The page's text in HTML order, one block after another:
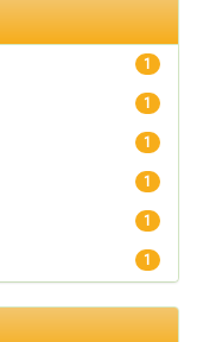
1
1
1
1
1
1